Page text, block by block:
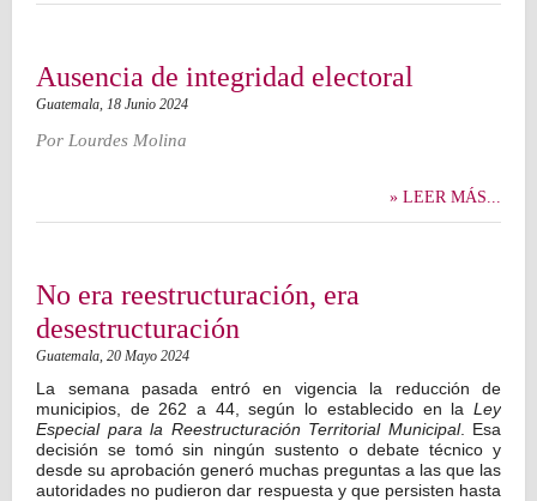
Ausencia de integridad electoral
Guatemala, 18 Junio 2024
Por Lourdes Molina
» LEER MÁS...
No era reestructuración, era
desestructuración
Guatemala, 20 Mayo 2024
La semana pasada entró en vigencia la reducción de
municipios, de 262 a 44, según lo establecido en la Ley
Especial para la Reestructuración Territorial Municipal. Esa
decisión se tomó sin ningún sustento o debate técnico y
desde su aprobación generó muchas preguntas a las que las
autoridades no pudieron dar respuesta y que persisten hasta